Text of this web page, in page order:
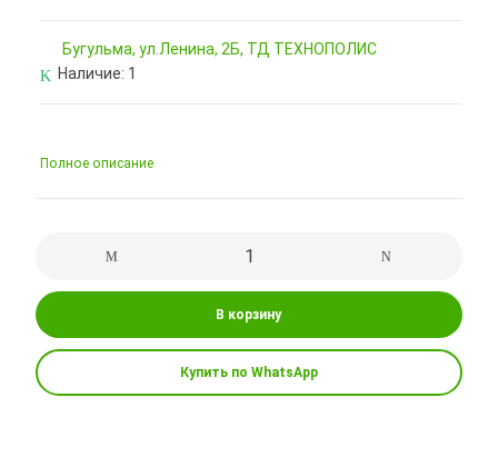
Бугульма, ул.Ленина, 2Б, ТД ТЕХНОПОЛИС
Наличие: 1
Полное описание
В корзину
Купить по WhatsApp